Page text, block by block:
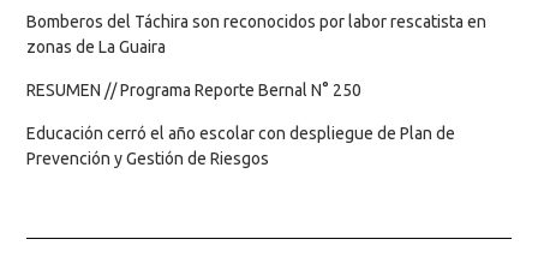
Bomberos del Táchira son reconocidos por labor rescatista en
zonas de La Guaira
RESUMEN // Programa Reporte Bernal N° 250
Educación cerró el año escolar con despliegue de Plan de
Prevención y Gestión de Riesgos